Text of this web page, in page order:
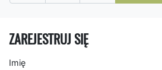
ZAREJESTRUJ SIĘ
Imię